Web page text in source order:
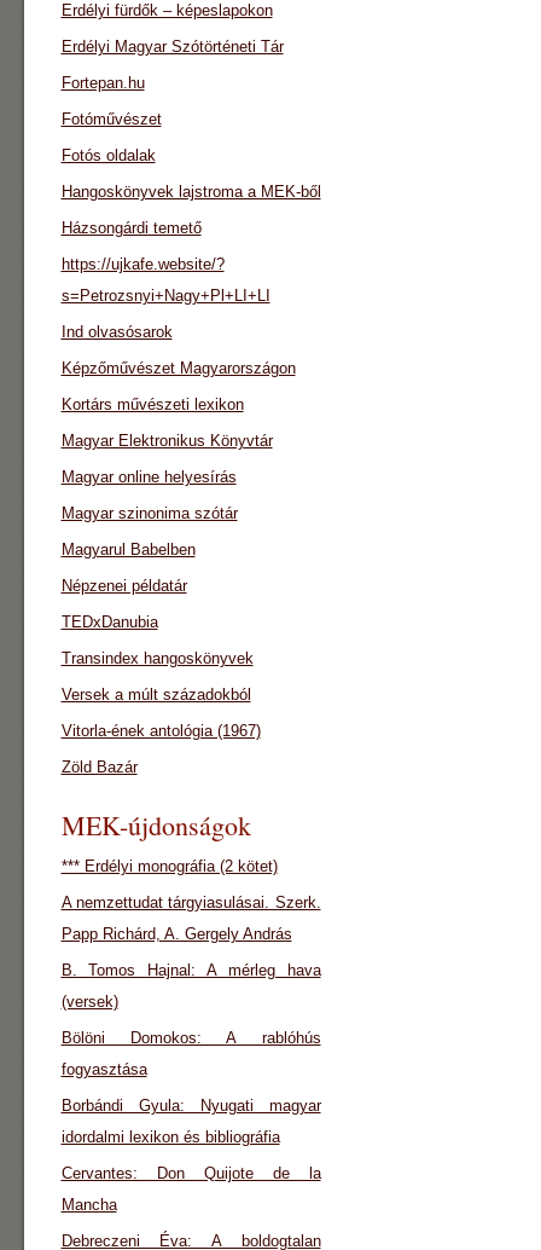
Erdélyi fürdők – képeslapokon
Erdélyi Magyar Szótörténeti Tár
Fortepan.hu
Fotóművészet
Fotós oldalak
Hangoskönyvek lajstroma a MEK-ből
Házsongárdi temető
https://ujkafe.website/?
s=Petrozsnyi+Nagy+Pl+LI+LI
Ind olvasósarok
Képzőművészet Magyarországon
Kortárs művészeti lexikon
Magyar Elektronikus Könyvtár
Magyar online helyesírás
Magyar szinonima szótár
Magyarul Babelben
Népzenei példatár
TEDxDanubia
Transindex hangoskönyvek
Versek a múlt századokból
Vitorla-ének antológia (1967)
Zöld Bazár
MEK-újdonságok
*** Erdélyi monográfia (2 kötet)
A nemzettudat tárgyiasulásai. Szerk.
Papp Richárd, A. Gergely András
B. Tomos Hajnal: A mérleg hava
(versek)
Bölöni Domokos: A rablóhús
fogyasztása
Borbándi Gyula: Nyugati magyar
idordalmi lexikon és bibliográfia
Cervantes: Don Quijote de la
Mancha
Debreczeni Éva: A boldogtalan